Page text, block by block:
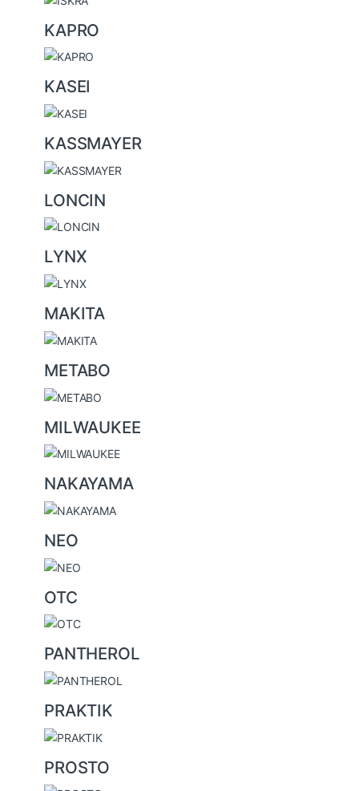
KAPRO
KASEI
KASSMAYER
LONCIN
LYNX
MAKITA
METABO
MILWAUKEE
NAKAYAMA
NEO
OTC
PANTHEROL
PRAKTIK
PROSTO